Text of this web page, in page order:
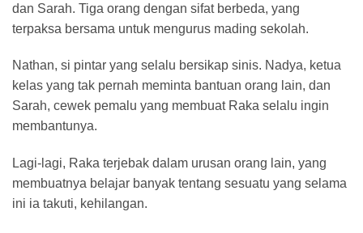
dan Sarah. Tiga orang dengan sifat berbeda, yang
terpaksa bersama untuk mengurus mading sekolah.
Nathan, si pintar yang selalu bersikap sinis. Nadya, ketua
kelas yang tak pernah meminta bantuan orang lain, dan
Sarah, cewek pemalu yang membuat Raka selalu ingin
membantunya.
Lagi-lagi, Raka terjebak dalam urusan orang lain, yang
membuatnya belajar banyak tentang sesuatu yang selama
ini ia takuti, kehilangan.